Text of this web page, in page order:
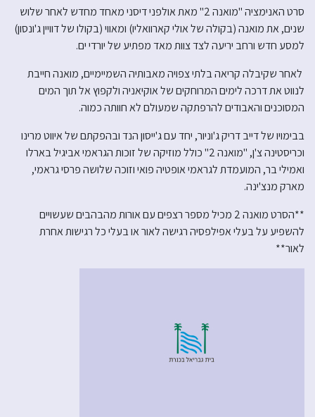
סרט האנימציה "מואנה 2" מאת אולפני דיסני מאחד מחדש לאחר שלוש
שנים, את מואנה (בקולה של אולי קארוואליו) ומאווי (בקולו של דוויין ג'ונסון)
למסע חדש ורחב יריעה לצד צוות מאד מפתיע של יורדי ים.
לאחר שקיבלה קריאה בלתי צפויה מאבותיה השמיימיים, מואנה חייבת
לנווט את דרכה לימים המרוחקים של אוקיאניה ולקפוץ אל תוך המים
המסוכנים והאבודים להרפתקה שמעולם לא חוותה כמוה.
בבימויו של דייב דריק ג'וניור, יחד עם ג'ייסון הנד ובהפקתם של איווט מרינו
וכריסטינה צ'ן, "מואנה 2" כולל מוזיקה של זוכות הגראמי אביגיל בארלו
ואמילי בר, המועמדת לגראמי אופטיה פואי וזוכה שלושה פרסי גראמי,
מארק מנצ'ינה.
**הסרט מואנה 2 מכיל מספר רצפים עם אורות מהבהבים שעשויים
להשפיע על בעלי אפילפסיה רגישה לאור או בעלי כל רגישות אחרת
לאור**